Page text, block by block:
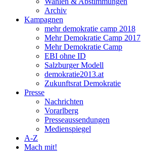
Archiv
Kampagnen
mehr demokratie camp 2018
Mehr Demokratie Camp 2017
Mehr Demokratie Camp
EBI ohne ID
Salzburger Modell
demokratie2013.at
Zukunftsrat Demokratie
Presse
Nachrichten
Vorarlberg
Presseaussendungen
Medienspiegel
A-Z
Mach mit!